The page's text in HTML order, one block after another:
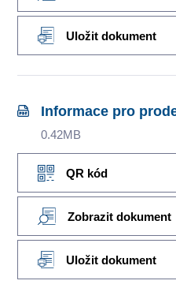
Uložit dokument
Informace pro
0.42MB
QR kód
Zobrazit dokument
Uložit dokument